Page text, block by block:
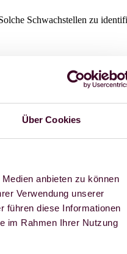
Über Cookies
anbieten zu können
Verwendung unserer
führen diese Informationen
im Rahmen Ihrer Nutzung
Schwachstellen zu
entscheidet sich oft,
für oder gegen einen Kauf
aller Touchpoints bildet
verbessern die